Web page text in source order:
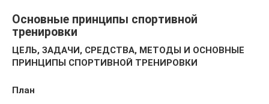
Основные принципы спортивной
тренировки
ЦЕЛЬ, ЗАДАЧИ, СРЕДСТВА, МЕТОДЫ И ОСНОВНЫЕ
ПРИНЦИПЫ СПОРТИВНОЙ ТРЕНИРОВКИ
План